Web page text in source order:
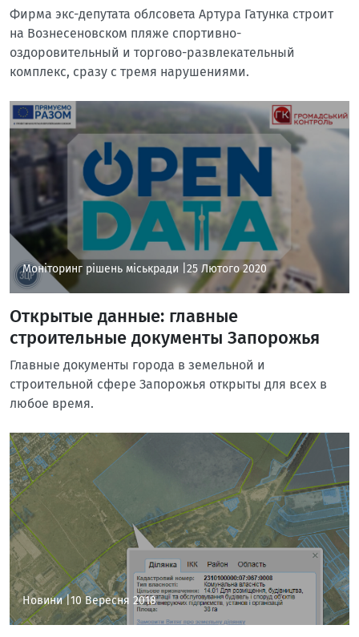
Фирма экс-депутата облсовета Артура Гатунка строит
на Вознесеновском пляже спортивно-
оздоровительный и торгово-развлекательный
комплекс, сразу с тремя нарушениями.
Моніторинг рішень міськради | 25 Лютого 2020
Открытые данные: главные
строительные документы Запорожья
Главные документы города в земельной и
строительной сфере Запорожья открыты для всех в
любое время.
Новини | 10 Вересня 2018